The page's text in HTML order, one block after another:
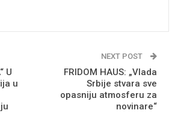
U
u
NEXT POST
FRIDOM HAUS: „Vlada
Srbije stvara sve
opasniju atmosferu za
novinare“